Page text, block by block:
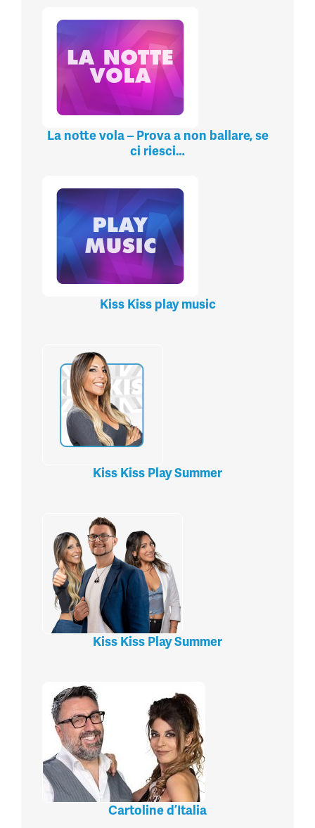
La notte vola – Prova a non ballare, se
ci riesci…
Kiss Kiss play music
Kiss Kiss Play Summer
Kiss Kiss Play Summer
Cartoline d’Italia